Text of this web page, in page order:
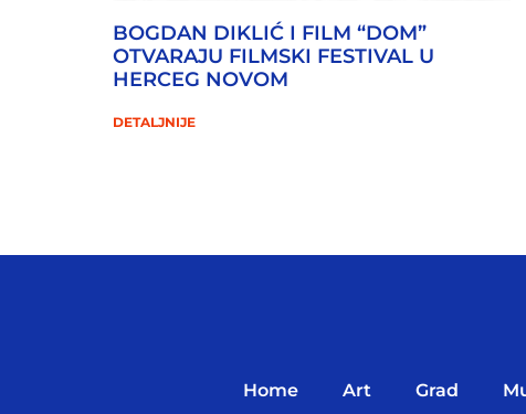
BOGDAN DIKLIĆ I FILM “DOM”
OTVARAJU FILMSKI FESTIVAL U
HERCEG NOVOM
DETALJNIJE
Home Art Grad